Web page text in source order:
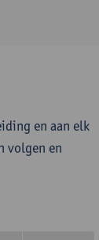
en aan elk
volgen en